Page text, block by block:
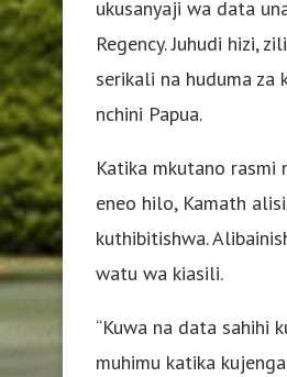
ukusanyaji wa data
Regency. Juhudi hizi,
serikali na huduma za
nchini Papua.
Katika mkutano rasmi
eneo hilo, Kamath
kuthibitishwa.
watu wa kiasili.
“Kuwa na data sahihi
muhimu katika